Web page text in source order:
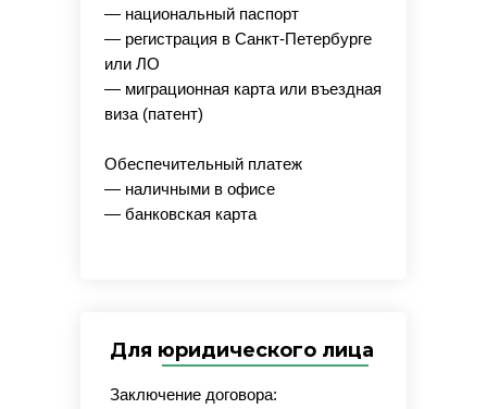
Для юридического лица
— национальный паспорт
— регистрация в Санкт-Петербурге
или ЛО
— миграционная карта или въездная
виза (патент)
Обеспечительный платеж
— наличными в офисе
— банковская карта
Заключение договора: